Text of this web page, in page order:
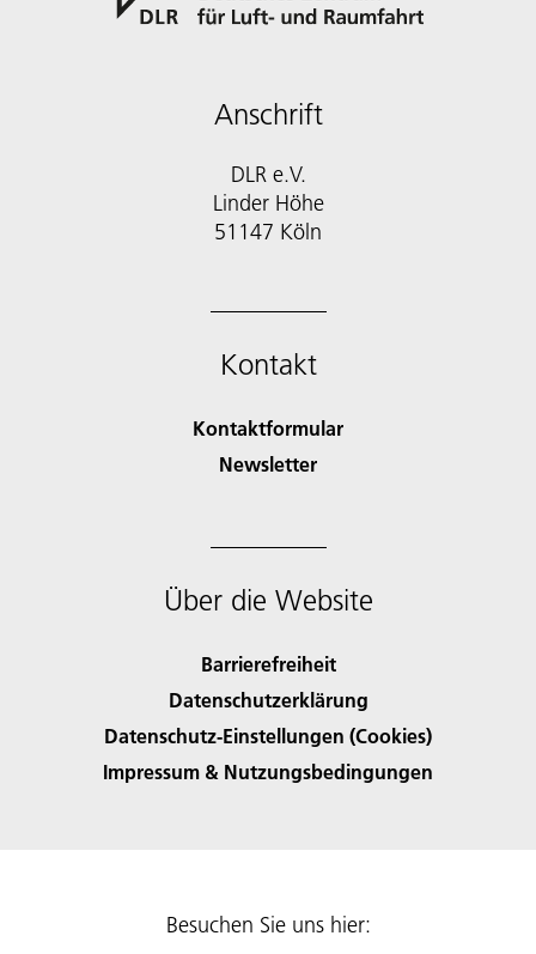
Anschrift
DLR e.V.
Linder Höhe
51147 Köln
Kontakt
Kontaktformular
Newsletter
Über die Website
Barrierefreiheit
Datenschutzerklärung
Datenschutz-Einstellungen (Cookies)
Impressum & Nutzungsbedingungen
Besuchen Sie uns hier: